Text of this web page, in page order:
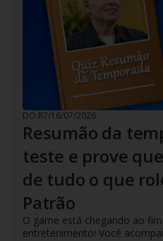
DO R7/16/07/2026
Resumão da
teste e prove
de tudo o que
Patrão
O game está chegando ao
entretenimento! Você